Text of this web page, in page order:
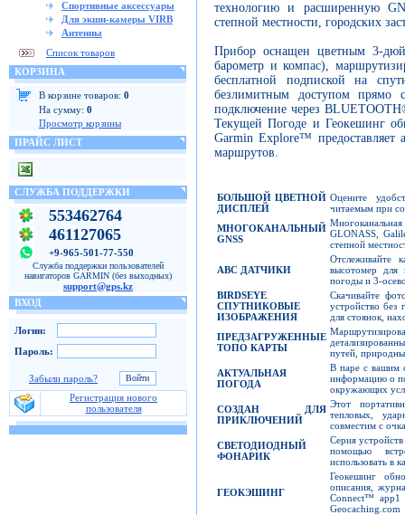
Спортивные аксессуары
Для экшн-камеры VIRB
Антенны
Список товаров
КОРЗИНА
В корзине товаров: 0
На сумму: 0
Просмотр корзины
ПРАЙС ЛИСТ
СЛУЖБА ПОДДЕРЖКИ
553462764
461127065
+9-965-501-77-550
Служба поддержки пользователей
навигаторов GARMIN (без выходных)
support@gps.kz
ВХОД
Логин:
Пароль:
Забыли пароль?
Регистрация нового
пользователя
технологию и расширенную
степной местности, городских
Прибор оснащен цветным 3-
барометр и компас),
бесплатной подпиской на
безлимитным доступом прямо
подключение через
Текущей Погоде и Геокешинг
Garmin Explore™ предоставляет
маршрутов.
БОЛЬШОЙ ЦВЕТНОЙ
ДИСПЛЕЙ
Оцените
читаемым при
МНОГОКАНАЛЬНЫЙ
GNSS
GLONASS,
степной
ABC ДАТЧИКИ
Отслеживайте
высотомер для
погоды и 3-
BIRDSEYE
СПУТНИКОВЫЕ
ИЗОБРАЖЕНИЯ
Скачивайте
устройство без
для стоянок,
ПРЕДЗАГРУЖЕННЫЕ
ТОПО КАРТЫ
путей,
АКТУАЛЬНАЯ
ПОГОДА
В паре с вашим
информацию о
окружающих
СОЗДАН ДЛЯ
ПРИКЛЮЧЕНИЙ
Этот
тепловых,
совместим с
СВЕТОДИОДНЫЙ
ФОНАРИК
Серия
помощью
использовать в
ГЕОКЭШИНГ
Геокешинг
описания,
Connect™ app1
Geocaching.com